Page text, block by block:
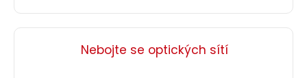
na naši novou infografiku. Dozvíte se
z ní důležité informace o této
kategorii.
Nebojte se optických sítí